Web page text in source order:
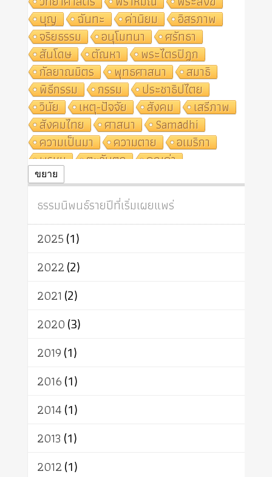
บุญ
ฉันทะ ค่านิยม
อิสรภาพ
จริยธรรม
อนุโมทนา
ศรัทธา
สันโดษ
ตัณหา
พระไตรปิฎก
กัลยาณมิตร
พุทธศาสนา
สมาธิ
พิธีกรรม
กรรม
ประชาธิปไตย
วินัย
เหตุ-ปัจจัย สังคม
เสรีภาพ
สังคมไทย
ศาสนา
Samādhi
ความเป็นมา
ความตาย
อเมริกา
พรหม
ตะวันตก
คุณค่า
ปฏิจจสมุปบาท
ศาสนาประจำชาติ
อินเดีย
ผู้บริโภค
ธรรมาธิปไตย
จักร
การแยกรัฐกับศาสนา
ธรรมชาติ
เทคโนโลยี
สิทธิ
พุทธบริษัท
อัตถะ
เทวดา
ขยาย
ธรรมนิพนธ์รายปีที่เริ่มเผยแพร่
2025(1)
2022(2)
2021 (2)
2020(3)
2019(1)
2016(1)
2014(1)
2013 (1)
2012(1)